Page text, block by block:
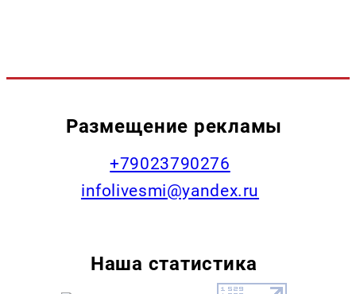
Размещение рекламы
+79023790276
infolivesmi@yandex.ru
Наша статистика